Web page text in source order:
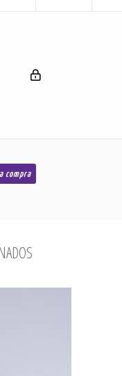
compra